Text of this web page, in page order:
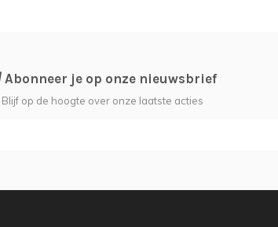
Abonneer je op onze nieuwsbrief
Blijf op de hoogte over onze laatste acties